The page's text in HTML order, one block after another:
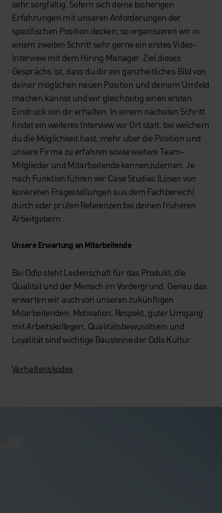
sehr sorgfältig. Sofern sich deine bisherigen
Erfahrungen mit unseren Anforderungen der
spezifischen Position decken, so organisieren wir in
einem zweiten Schritt sehr gerne ein erstes Video-
Interview mit dem Hiring Manager. Ziel dieses
Gesprächs ist, dass du dir ein ganzheitliches Bild von
deiner möglichen neuen Position und deinem Umfeld
machen kannst und wir gleichzeitig einen ersten
Eindruck von dir erhalten. In einem nächsten Schritt
findet ein weiteres Interview vor Ort statt, bei welchem
du die Möglichkeit hast, mehr über die Position und
unsere Firma zu erfahren sowie weitere Team-
Mitglieder und Mitarbeitende kennenzulernen. Je
nach Funktion führen wir Case Studies (Lösen von
konkreten Fragestellungen aus dem Fachbereich)
durch oder prüfen Referenzen bei deinen früheren
Arbeitgebern.
Unsere Erwartung an Mitarbeitende
Bei Odlo steht Leidenschaft für das Produkt, die
Qualität und der Mensch im Vordergrund. Genau das
erwarten wir auch von unseren zukünftigen
Mitarbeitenden. Motivation, Respekt, guter Umgang
mit Arbeitskollegen, Qualitätsbewusstsein und
Loyalität sind wichtige Bausteine der Odlo Kultur.
Verhaltenskodex